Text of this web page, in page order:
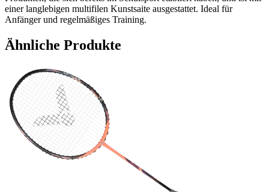
einer langlebigen multifilen Kunstsaite ausgestattet. Ideal für
Anfänger und regelmäßiges Training.
Ähnliche Produkte